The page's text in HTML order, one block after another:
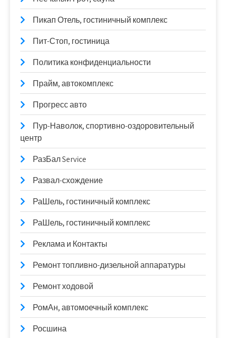
Пикап Отель, гостиничный комплекс
Пит-Стоп, гостиница
Политика конфиденциальности
Прайм, автокомплекс
Прогресс авто
Пур-Наволок, спортивно-оздоровительный
центр
РазБал Service
Развал-схождение
РаШель, гостиничный комплекс
РаШель, гостиничный комплекс
Реклама и Контакты
Ремонт топливно-дизельной аппаратуры
Ремонт ходовой
РомАн, автомоечный комплекс
Росшина